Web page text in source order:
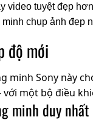
video tuyệt đẹp
chụp ảnh đẹp
độ mới
minh duy